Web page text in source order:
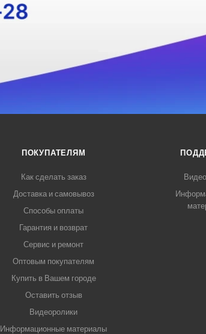
ПОКУПАТЕЛЯМ
Как сделать заказ
Доставка и самовывоз
Способы оплаты
Гарантия и возврат
Сервис и ремонт
Оптовым покупателям
Купить в Вашем городе
Оставить отзыв
Видеоролики
Информационные материалы